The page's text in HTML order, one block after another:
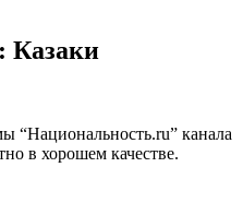
Казаки
“Национальность.ru” канала
в хорошем качестве.